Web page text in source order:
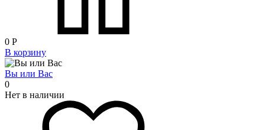
0 Р
В корзину
Вы или Вас
0
Нет в наличии